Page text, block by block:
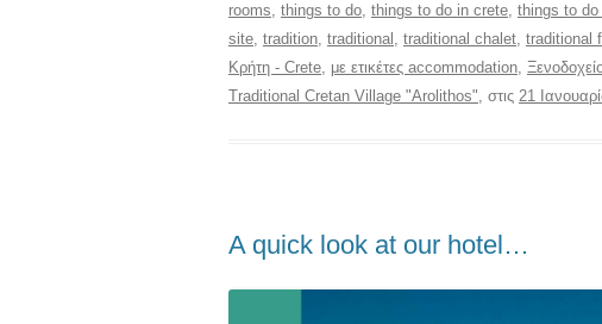
rooms, things to do, things to do in crete, things to
site, tradition, traditional , traditional chalet, traditional
Κρήτη - Crete, με ετικέτες accommodation,
Traditional Cretan Village "Arolithos", στις 21
Α quick look at our hotel…